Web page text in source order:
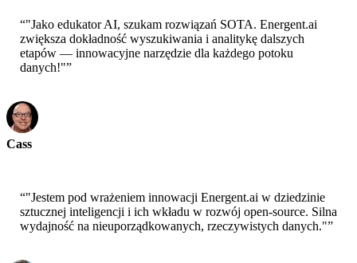
“"Jako edukator AI, szukam rozwiązań SOTA. Energent.ai
zwiększa dokładność wyszukiwania i analitykę dalszych
etapów — innowacyjne narzędzie dla każdego potoku
danych!"”
Cass
“"Jestem pod wrażeniem innowacji Energent.ai w dziedzinie
sztucznej inteligencji i ich wkładu w rozwój open-source. Silna
wydajność na nieuporządkowanych, rzeczywistych danych."”